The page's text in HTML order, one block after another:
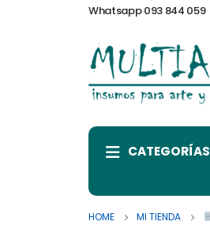
Whatsapp 093 844 059
CATEGORÍAS
HOME MI TIENDA